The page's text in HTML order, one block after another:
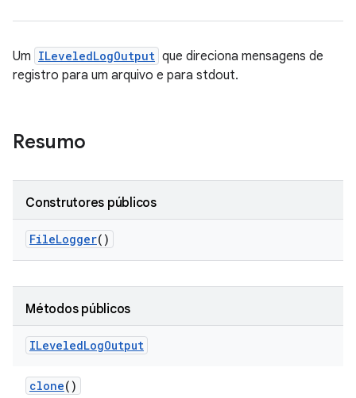
Um ILeveledLogOutput que direciona mensagens de
registro para um arquivo e para stdout.
Resumo
Construtores públicos
FileLogger()
Métodos públicos
ILeveledLogOutput
clone()